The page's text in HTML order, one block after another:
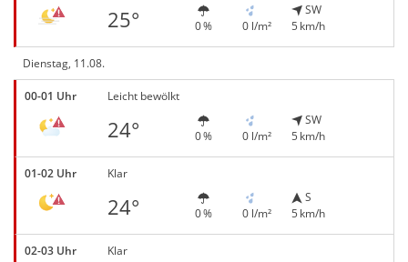
25° 0 % 0 l/m²
SW
5 km/h
Dienstag, 11.08.
00-01 Uhr Leicht bewölkt
24° 0 % 0 l/m²
SW
5 km/h
01-02 Uhr Klar
24° 0 % 0 l/m²
S
5 km/h
02-03 Uhr Klar